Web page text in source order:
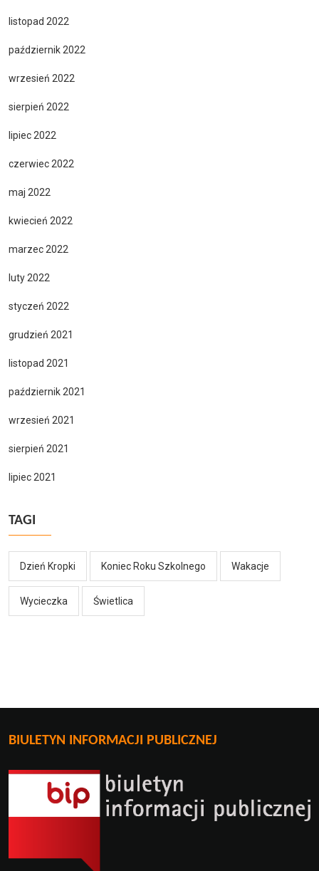
listopad 2022
październik 2022
wrzesień 2022
sierpień 2022
lipiec 2022
czerwiec 2022
maj 2022
kwiecień 2022
marzec 2022
luty 2022
styczeń 2022
grudzień 2021
listopad 2021
październik 2021
wrzesień 2021
sierpień 2021
lipiec 2021
TAGI
Dzień Kropki Koniec Roku Szkolnego Wakacje
Wycieczka Świetlica
BIULETYN INFORMACJI PUBLICZNEJ